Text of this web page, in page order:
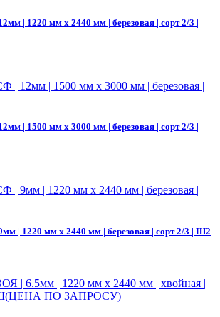
| 1220 мм х 2440 мм | березовая | сорт 2/3 |
| 1500 мм х 3000 мм | березовая | сорт 2/3 |
| 1220 мм х 2440 мм | березовая | сорт 2/3 | Ш2